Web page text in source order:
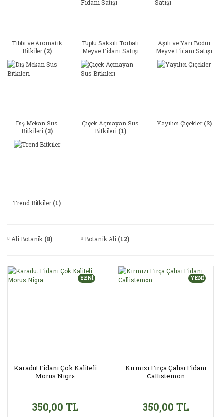
Tıbbi ve Aromatik
Bitkiler (2)
Tüplü Saksılı Torbalı
Meyve Fidanı Satışı
Aşılı ve Yarı Bodur
Meyve Fidanı Satışı
Dış Mekan Süs
Bitkileri (3)
Çiçek Açmayan Süs
Bitkileri (1)
Yayılıcı Çiçekler (3)
Trend Bitkiler (1)
Ali Botanik (8) Botanik Ali (12)
YENİ
Karadut Fidanı Çok Kaliteli
Morus Nigra
350,00 TL
YENİ
Kırmızı Fırça Çalısı Fidanı
Callistemon
350,00 TL